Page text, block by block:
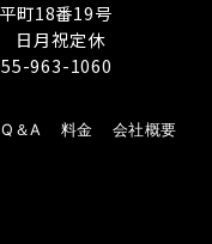
町18番19号
日月祝定休
963-1060
Q＆A 料金
会社概要